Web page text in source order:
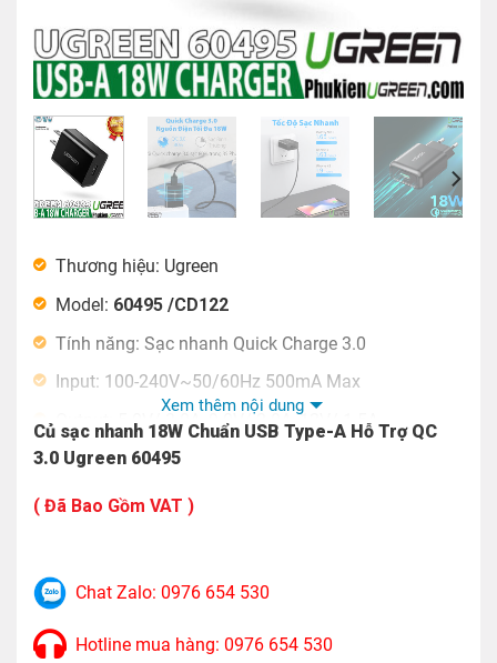
Thương hiệu: Ugreen
Model: 60495 /CD122
Tính năng: Sạc nhanh Quick Charge 3.0
Input: 100-240V~50/60Hz 500mA Max
Output: 5.0V/ 3.0A, 9.0V/ 2.0A, 12V/ 1.5A
Tổng nguồn điện Output: 18W (max)
Hỗ trợ sạc nhanh QC 3.0
Xem thêm nội dung
Củ sạc nhanh 18W Chuẩn USB Type-A Hỗ Trợ QC
3.0 Ugreen 60495
( Đã Bao Gồm VAT )
Chat Zalo: 0976 654 530
Hotline mua hàng: 0976 654 530